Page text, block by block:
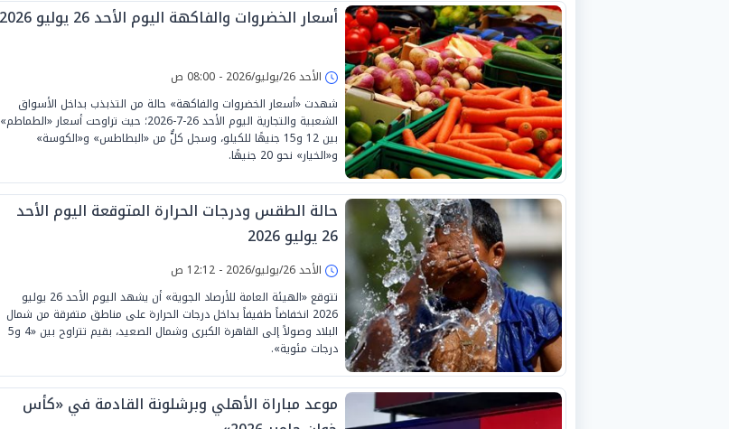
أسعار الخضروات والفاكهة اليوم الأحد 26 يوليو 2026
الأحد 26/يوليو/2026 - 08:00 ص
شهدت «أسعار الخضروات والفاكهة» حالة من التذبذب بداخل الأسواق
الشعبية والتجارية اليوم الأحد 26-7-2026؛ حيث تراوحت أسعار «الطماطم»
بين 12 و15 جنيهًا للكيلو، وسجل كلٌّ من «البطاطس» و«الكوسة»
و«الخيار» نحو 20 جنيهًا.
حالة الطقس ودرجات الحرارة المتوقعة اليوم الأحد
26 يوليو 2026
الأحد 26/يوليو/2026 - 12:12 ص
تتوقع «الهيئة العامة للأرصاد الجوية» أن يشهد اليوم الأحد 26 يوليو
2026 انخفاضاً طفيفاً بداخل درجات الحرارة على مناطق متفرقة من شمال
البلاد وصولاً إلى القاهرة الكبرى وشمال الصعيد، بقيم تتراوح بين «4 و5
درجات مئوية».
موعد مباراة الأهلي وبرشلونة القادمة في «كأس